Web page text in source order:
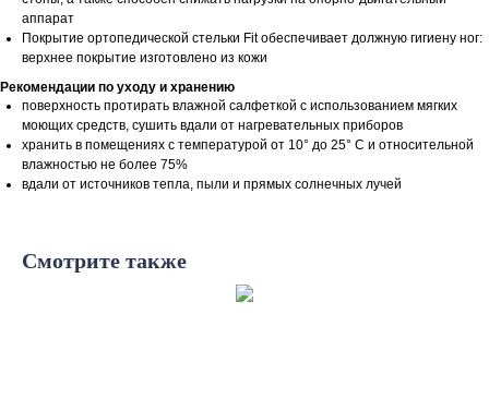
аппарат
Покрытие ортопедической стельки Fit обеспечивает должную гигиену ног:
верхнее покрытие изготовлено из кожи
Рекомендации по уходу и хранению
поверхность протирать влажной салфеткой с использованием мягких
моющих средств, сушить вдали от нагревательных приборов
хранить в помещениях с температурой от 10° до 25° С и относительной
влажностью не более 75%
вдали от источников тепла, пыли и прямых солнечных лучей
Смотрите также